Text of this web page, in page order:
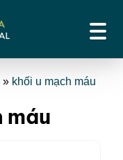
» khối u mạch máu
máu